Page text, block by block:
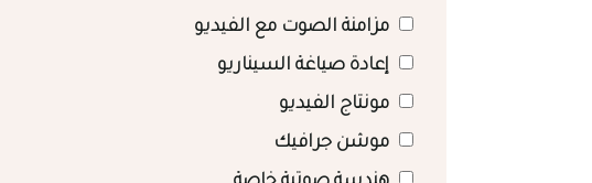
مزامنة الصوت مع الفيديو
إعادة صياغة السيناريو
مونتاج الفيديو
موشن جرافيك